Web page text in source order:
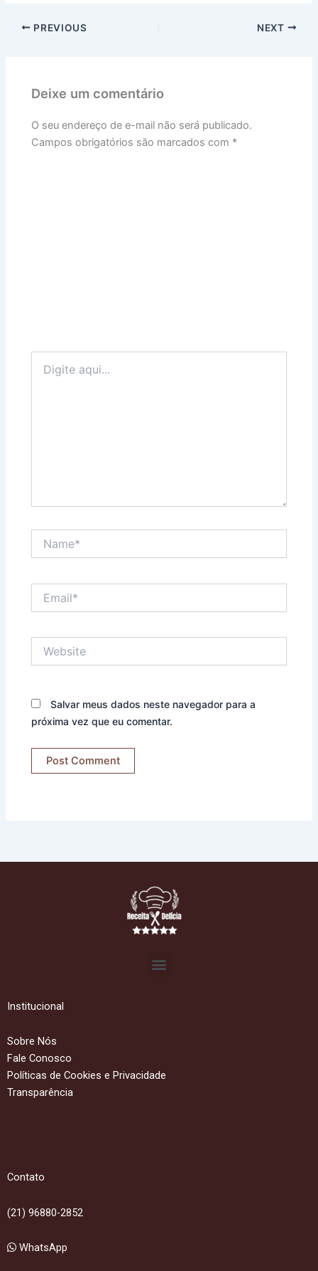
PREVIOUS NEXT
Deixe um comentário
O seu endereço de e-mail não será publicado.
Campos obrigatórios são marcados com *
aqui...
Salvar meus dados neste navegador para a
próxima vez que eu comentar.
Menu
Institucional
Sobre Nós
Fale Conosco
Políticas de Cookies e Privacidade
Transparência
Contato
(21) 96880-2852
WhatsApp